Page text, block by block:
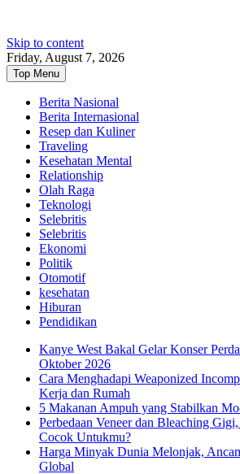
Skip to content
Friday, August 7, 2026
Top Menu
Berita Nasional
Berita Internasional
Resep dan Kuliner
Traveling
Kesehatan Mental
Relationship
Olah Raga
Teknologi
Selebritis
Selebritis
Ekonomi
Politik
Otomotif
kesehatan
Hiburan
Pendidikan
Kanye West Bakal Gelar Konser
Oktober 2026
Cara Menghadapi Weaponized
Kerja dan Rumah
5 Makanan Ampuh yang Stabilkan
Perbedaan Veneer dan Bleaching
Cocok Untukmu?
Harga Minyak Dunia Melonjak,
Global